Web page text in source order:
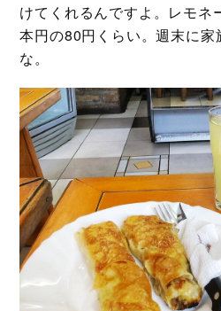
けてくれるんですよ。レモネ
本円の80円くらい。週末に
な。